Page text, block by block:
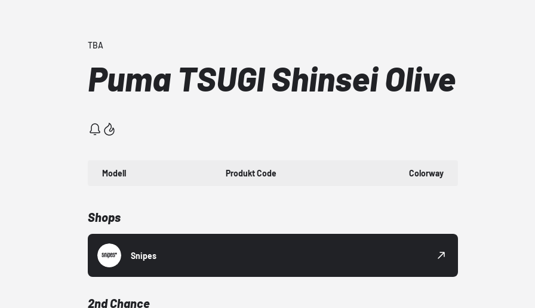
TBA
Puma TSUGI Shinsei Olive
Modell Produkt Code Colorway
Shops
Snipes
2nd Chance